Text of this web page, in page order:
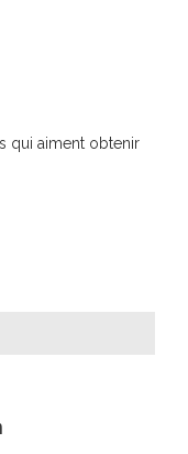
qui aiment obtenir